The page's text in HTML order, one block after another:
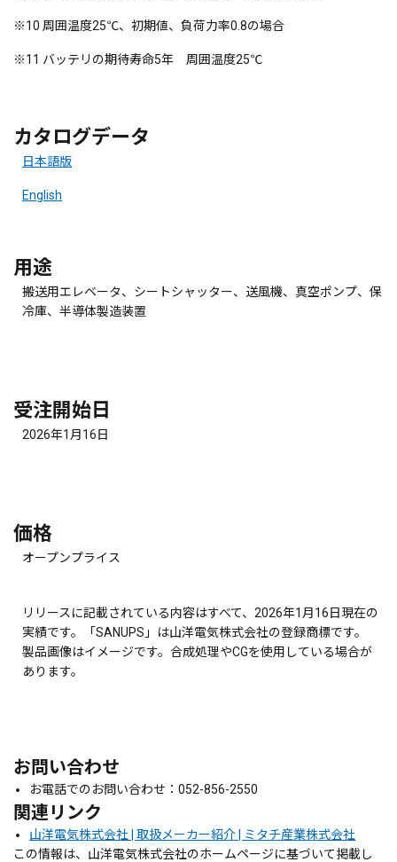
※10 周囲温度25℃、初期値、負荷力率0.8の場合
※11 バッテリの期待寿命5年 周囲温度25℃
カタログデータ
日本語版
English
用途
搬送用エレベータ、シートシャッター、送風機、真空ポンプ、保
冷庫、半導体製造装置
受注開始日
2026年1月16日
価格
オープンプライス
リリースに記載されている内容はすべて、2026年1月16日現在の
実績です。「SANUPS」は山洋電気株式会社の登録商標です。
製品画像はイメージです。合成処理やCGを使用している場合が
あります。
お問い合わせ
お電話でのお問い合わせ：052-856-2550
関連リンク
山洋電気株式会社 | 取扱メーカー紹介 | ミタチ産業株式会社
この情報は、山洋電気株式会社のホームページに基づいて掲載し